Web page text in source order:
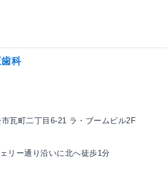
科
瓦町二丁目6-21 ラ・ブームビル2F
リー通り沿いに北へ徒歩1分